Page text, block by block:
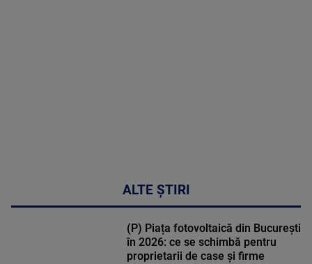
ALTE ȘTIRI
(P) Piața fotovoltaică din București
în 2026: ce se schimbă pentru
proprietarii de case și firme